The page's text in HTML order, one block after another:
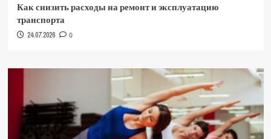
Как снизить расходы на ремонт и эксплуатацию
транспорта
24.07.2026 0